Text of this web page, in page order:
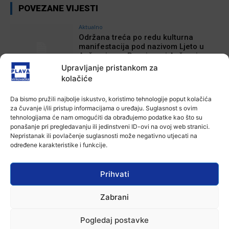
Upravljanje pristankom za
kolačiće
Da bismo pružili najbolje iskustvo, koristimo tehnologije poput kolačića
za čuvanje i/ili pristup informacijama o uređaju. Suglasnost s ovim
tehnologijama će nam omogućiti da obrađujemo podatke kao što su
ponašanje pri pregledavanju ili jedinstveni ID-ovi na ovoj web stranici.
Nepristanak ili povlačenje suglasnosti može negativno utjecati na
određene karakteristike i funkcije.
Prihvati
Zabrani
Pogledaj postavke
POVEZANE VIJESTI
Aktualno
Održana treća po redu kulturna
manifestacija pod nazivom Ljeto u
Apševcima – Raspjevani Apševci,
rasplesani Apševački veseljaci
10 kolovoza, 2026
HNK Lokomotiva 1918 održala Dane
otvorenih vrata
10 kolovoza, 2026
Aktualno
izgubljenim ljetnim osmijehom”
10 kolovoza, 2026
stotu godišnjicu djelovanja